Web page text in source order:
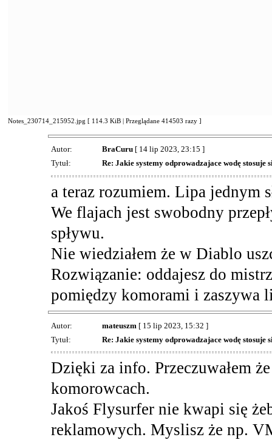
Notes_230714_215952.jpg [ 114.3 KiB | Przeglądane 414503 razy ]
Autor: BraCuru[ 14 lip 2023, 23:15 ]
Tytuł:
Re: Jakie systemy odprowadzajace wodę stosuje
a teraz rozumiem. Lipa jednym
We flajach jest swobodny
spływu.
Nie wiedziałem że w Diablo
Rozwiązanie: oddajesz do
pomiędzy komorami i zaszywa
Autor: mateuszm [ 15 lip 2023, 15:32 ]
Tytuł:
Re: Jakie systemy odprowadzajace wodę stosuje
Dzięki za info. Przeczuwałem
komorowcach.
Jakoś Flysurfer nie kwapi się
reklamowych. Myslisz że np.